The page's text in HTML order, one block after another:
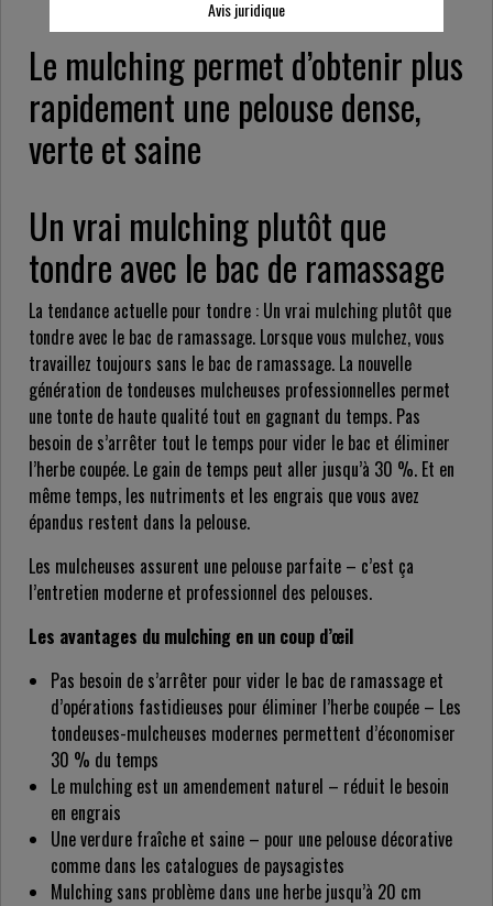
Le mulching permet d’obtenir plus
rapidement une pelouse dense,
verte et saine
Un vrai mulching plutôt que
tondre avec le bac de ramassage
La tendance actuelle pour tondre : Un vrai mulching plutôt que
tondre avec le bac de ramassage. Lorsque vous mulchez, vous
travaillez toujours sans le bac de ramassage. La nouvelle
génération de tondeuses mulcheuses professionnelles permet
une tonte de haute qualité tout en gagnant du temps. Pas
besoin de s’arrêter tout le temps pour vider le bac et éliminer
l’herbe coupée. Le gain de temps peut aller jusqu’à 30 %. Et en
même temps, les nutriments et les engrais que vous avez
épandus restent dans la pelouse.
Les mulcheuses assurent une pelouse parfaite – c’est ça
l’entretien moderne et professionnel des pelouses.
Les avantages du mulching en un coup d’œil
Pas besoin de s’arrêter pour vider le bac de ramassage et
d’opérations fastidieuses pour éliminer l’herbe coupée – Les
tondeuses-mulcheuses modernes permettent d’économiser
30 % du temps
Le mulching est un amendement naturel – réduit le besoin
en engrais
Une verdure fraîche et saine – pour une pelouse décorative
comme dans les catalogues de paysagistes
Mulching sans problème dans une herbe jusqu’à 20 cm
Avis juridique